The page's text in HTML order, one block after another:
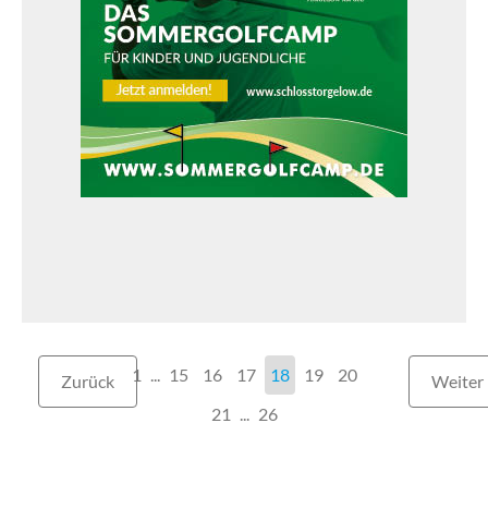
Zurück 1 ... 15 16 17 18 19
20
21 ... 26
Weiter